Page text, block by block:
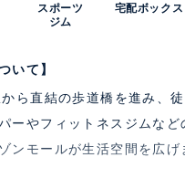
スポーツ
ジム
宅配ボックス
いて】
ら直結の歩道橋を進み、
ーやフィットネスジムなど
ンモールが生活空間を広げ